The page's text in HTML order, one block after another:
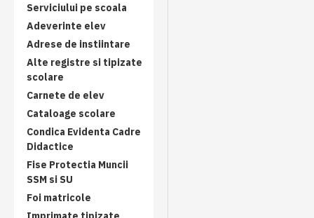
Serviciului pe scoala
Adeverinte elev
Adrese de instiintare
Alte registre si tipizate
scolare
Carnete de elev
Cataloage scolare
Condica Evidenta Cadre
Didactice
Fise Protectia Muncii
SSM si SU
Foi matricole